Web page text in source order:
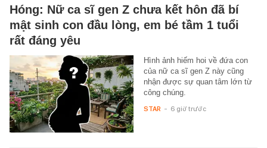
Hóng: Nữ ca sĩ gen Z chưa kết hôn đã bí
mật sinh con đầu lòng, em bé tầm 1 tuổi
rất đáng yêu
Hình ảnh hiếm hoi về đứa con
của nữ ca sĩ gen Z này cũng
nhận được sự quan tâm lớn từ
công chúng.
STAR - 6 giờ trước